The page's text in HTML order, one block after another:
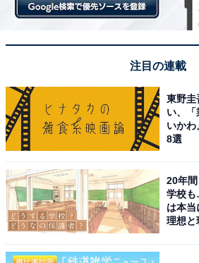
注目の連載
東野圭
い、「
いか
8選
20年
学校も
は本当
理想と